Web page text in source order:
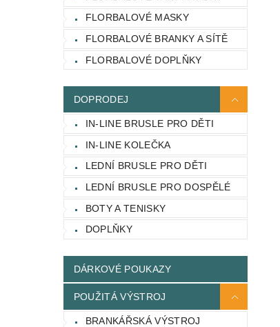
FLORBALOVÉ MASKY
FLORBALOVÉ BRANKY A SÍTĚ
FLORBALOVÉ DOPLŇKY
DOPRODEJ
IN-LINE BRUSLE PRO DĚTI
IN-LINE KOLEČKA
LEDNÍ BRUSLE PRO DĚTI
LEDNÍ BRUSLE PRO DOSPĚLÉ
BOTY A TENISKY
DOPLŇKY
DÁRKOVÉ POUKAZY
POUŽITÁ VÝSTROJ
BRANKÁŘSKÁ VÝSTROJ